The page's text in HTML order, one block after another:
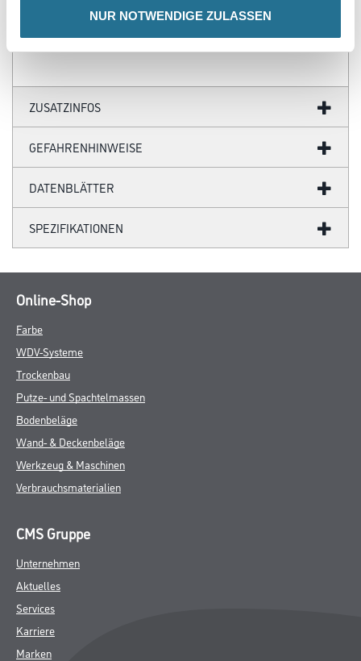
NUR NOTWENDIGE ZULASSEN
ZUSATZINFOS
GEFAHRENHINWEISE
DATENBLÄTTER
SPEZIFIKATIONEN
Online-Shop
Farbe
WDV-Systeme
Trockenbau
Putze- und Spachtelmassen
Bodenbeläge
Wand- & Deckenbeläge
Werkzeug & Maschinen
Verbrauchsmaterialien
CMS Gruppe
Unternehmen
Aktuelles
Services
Karriere
Marken